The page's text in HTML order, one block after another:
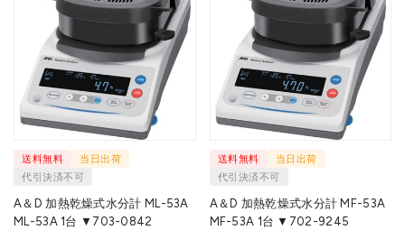
送料無料
当日出荷
代引決済不可
A＆D 加熱乾燥式水分計 ML-53A
ML-53A 1台 ▼703-0842
送料無料
当日出荷
代引決済不可
A＆D 加熱乾燥式水分計 MF-53A
MF-53A 1台 ▼702-9245